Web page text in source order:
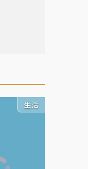
生活